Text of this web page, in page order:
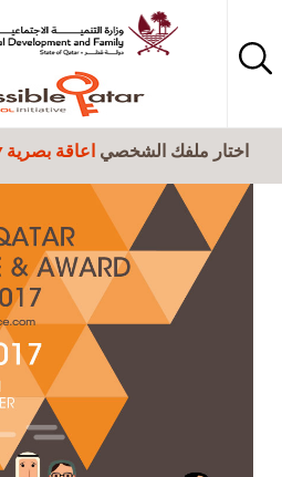
تجاوز إلى المحتوى الرئيسي
اختار ملفك الشخصي اعاقة بصرية